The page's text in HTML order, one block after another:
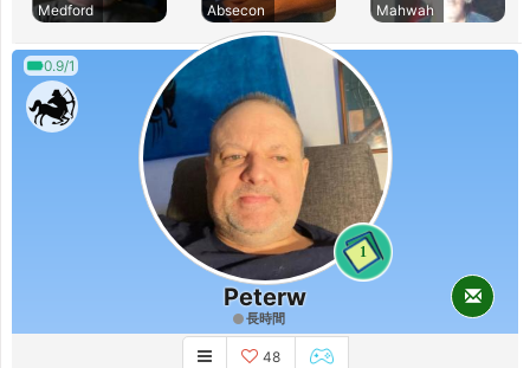
Medford
Absecon
Mahwah
0.9/1
1
Peterw
長時間
48